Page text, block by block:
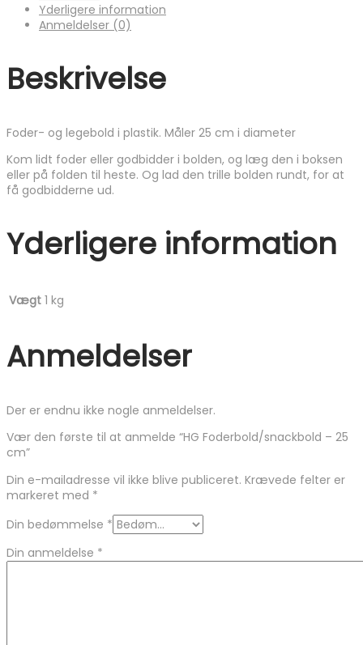
Yderligere information
Anmeldelser (0)
Beskrivelse
Foder- og legebold i plastik. Måler 25 cm i diameter
Kom lidt foder eller godbidder i bolden, og læg den i boksen
eller på folden til heste. Og lad den trille bolden rundt, for at
få godbidderne ud.
Yderligere information
Vægt 1 kg
Anmeldelser
Der er endnu ikke nogle anmeldelser.
Vær den første til at anmelde “HG Foderbold/snackbold – 25
cm”
Din e-mailadresse vil ikke blive publiceret. Krævede felter er
markeret med *
Din bedømmelse *
Din anmeldelse *